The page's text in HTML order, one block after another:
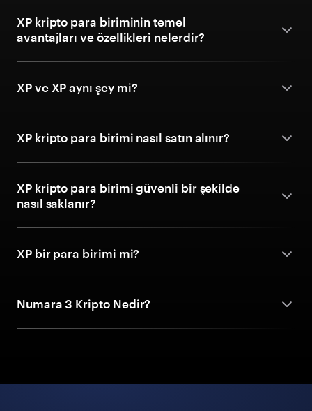
XP kripto para biriminin temel
avantajları ve özellikleri nelerdir?
XP ve XP aynı şey mi?
XP kripto para birimi nasıl satın alınır?
XP kripto para birimi güvenli bir şekilde
nasıl saklanır?
XP bir para birimi mi?
Numara 3 Kripto Nedir?